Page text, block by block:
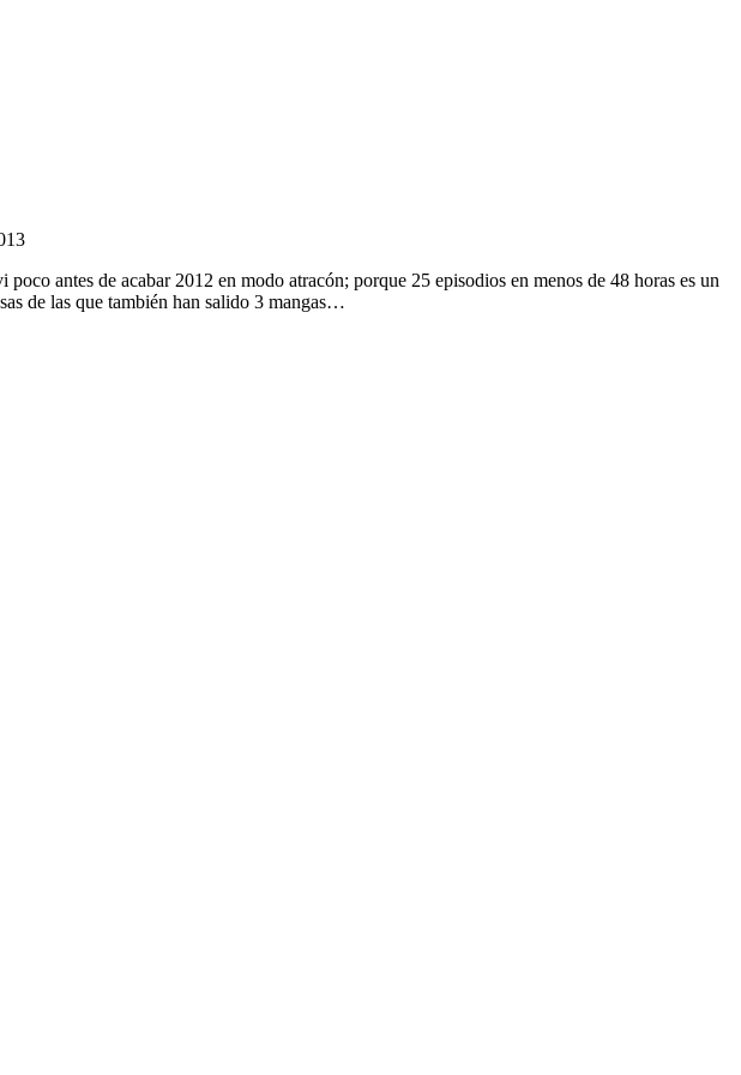
antes de acabar 2012 en modo atracón; porque 25 episodios en menos de 48 horas es un
de las que también han salido 3 mangas…